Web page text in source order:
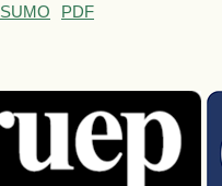
PDF